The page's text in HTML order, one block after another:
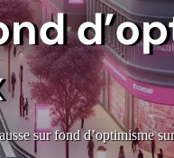
sur fond d’optimisme